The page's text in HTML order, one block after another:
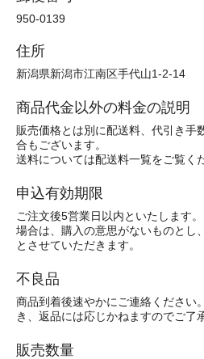
950-0139
住所
新潟県新潟市江南区手代山1-2-14
商品代金以外の料金の説明
販売価格とは別に配送料、代引き手
合もございます。
送料については配送料一覧をご覧く
申込有効期限
ご注文後5営業日以内といたします
場合は、購入の意思がないものとし
とさせていただきます。
不良品
商品到着後速やかにご連絡ください
き、返品には応じかねますのでご了
販売数量